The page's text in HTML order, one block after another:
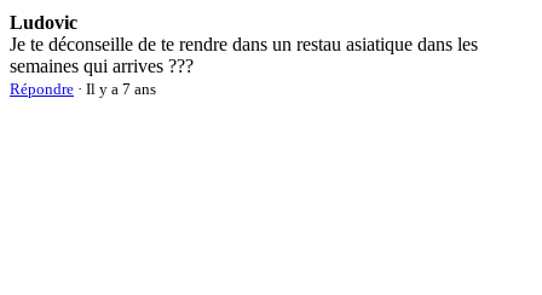
Ludovic
Je te déconseille de te rendre dans un restau asiatique dans les
semaines qui arrives ???
Répondre · Il y a 7 ans